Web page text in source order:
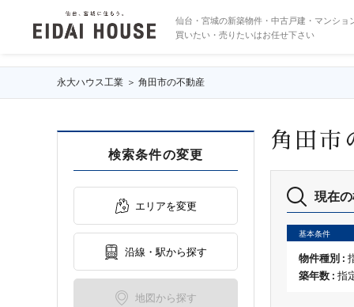
仙台・宮城の新築物件・中古戸建・マンショ
買いたい・売りたいはお任せ下さい
永大ハウス工業 角田市の不動産
検索条件の変更
エリアを変更
沿線・駅から探す
地図から探す
角田市
現在
基本条件
物件種別 :
築年数 : 指